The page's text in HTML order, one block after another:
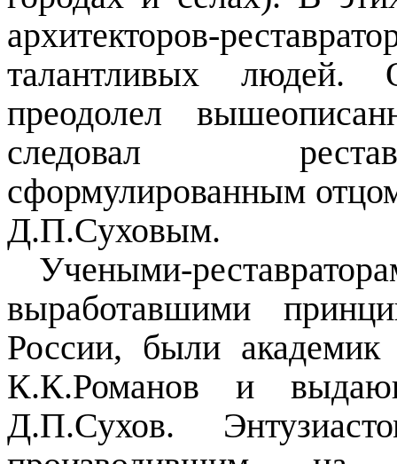
архитекторов-
талантливых людей.
преодолел
следовал
сформулированным
Д.П.Суховым.
Учеными-
выработавшими
России, были
К.К.Романов и
Д.П.Сухов.